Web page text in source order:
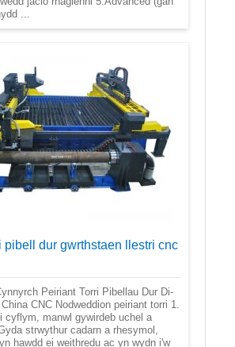
...
pibell dur gwrthstaen llestri cnc
Peiriant Torri Pibellau Dur Di-
CNC Nodweddion peiriant torri 1.
cyflym, manwl gywirdeb uchel a
strwythur cadarn a rhesymol,
hawdd ei weithredu ac yn wydn i'w